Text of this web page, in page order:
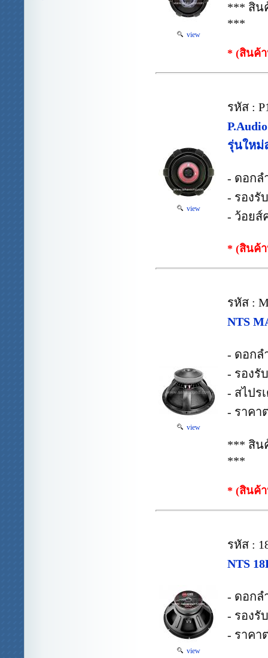
view
*** สิน
***
* (สินค้
view
รหัส :
รุ่นใหม่
- ดอกล
- รองรั
- ว้อยส์
* (สินค้
view
รหัส :
NTS
- ดอกล
- รองรั
- สไปร
- ราคา
*** สิน
***
* (สินค้
view
รหัส :
NTS
- ดอกล
- รองรั
- ราคา